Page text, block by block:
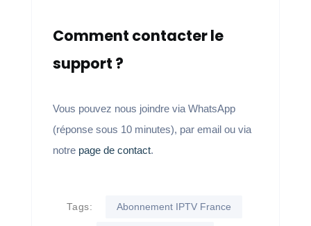
Comment contacter le
support ?
Vous pouvez nous joindre via WhatsApp
(réponse sous 10 minutes), par email ou via
notre page de contact.
Tags: Abonnement IPTV France